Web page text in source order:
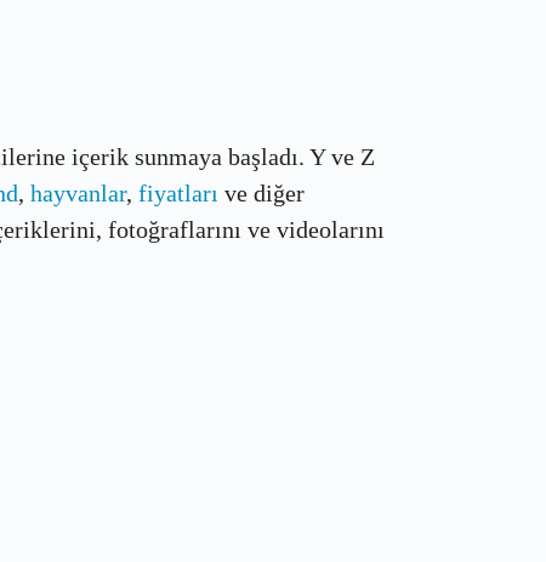
içerik sunmaya başladı. Y ve Z
, hayvanlar, fiyatları ve diğer
fotoğraflarını ve videolarını